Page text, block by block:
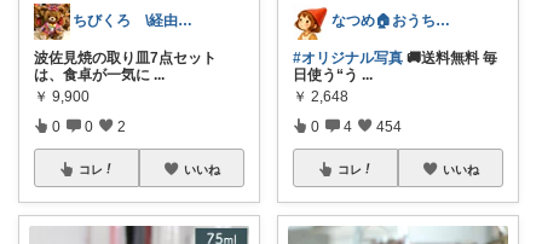
ちびくろ \経由購入ありがとうござます/
波佐見焼の取り皿7点セット
は、食卓が一気に ...
￥ 9,900
0 0 2
コレ いいね
なつめ🏠️おうち時間大好き
#オリジナル写真 🚚送料無料 毎
日使う“う ...
￥ 2,648
0 4 454
コレ いいね